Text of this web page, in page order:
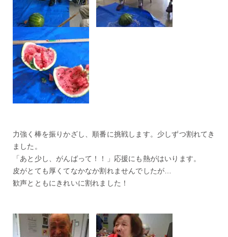
力強く棒を振りかざし、順番に挑戦します。少しずつ割れてき
ました。
「あと少し、がんばって！！」応援にも熱がはいります。
皮がとても厚くてなかなか割れませんでしたが…
歓声とともにきれいに割れました！